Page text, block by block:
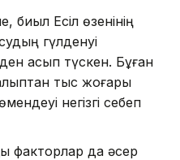
биыл Есіл өзенінің
гүлденуі
асып түскен. Бұған
тыс жоғары
негізгі себеп
факторлар да әсер